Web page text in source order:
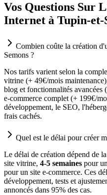
Vos Questions Sur
Internet à Tupin-et-
Combien coûte la création
Semons ?
Nos tarifs varient selon la
vitrine (+ 49€/mois
blog et fonctionnalités avancées
e-commerce complet (+ 199€/
développement, le SEO,
frais cachés.
Quel est le délai pour créer
Le délai de création dépend de
site vitrine, 4-5 semaines pour
pour un site e-commerce. Ces
développement, tests et
annoncés dans 95% des cas.